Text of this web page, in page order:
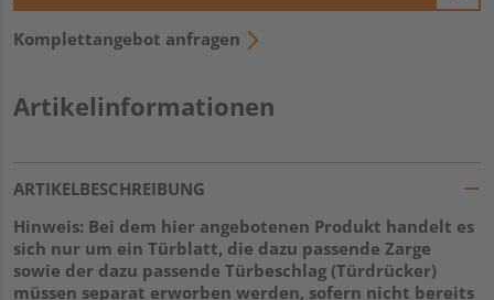
Komplettangebot anfragen
Artikelinformationen
ARTIKELBESCHREIBUNG
Hinweis: Bei dem hier angebotenen Produkt handelt es
sich nur um ein Türblatt, die dazu passende Zarge
sowie der dazu passende Türbeschlag (Türdrücker)
müssen separat erworben werden, sofern nicht bereits